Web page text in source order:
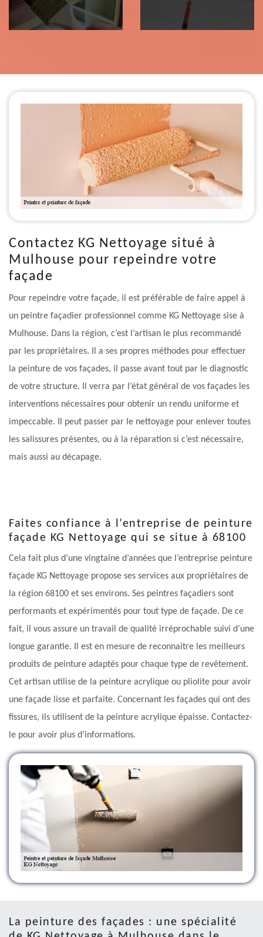
Contactez KG Nettoyage situé à
Mulhouse pour repeindre votre
façade
Pour repeindre votre façade, il est préférable de faire appel à
un peintre façadier professionnel comme KG Nettoyage sise à
Mulhouse. Dans la région, c’est l’artisan le plus recommandé
par les propriétaires. Il a ses propres méthodes pour effectuer
la peinture de vos façades, il passe avant tout par le diagnostic
de votre structure. Il verra par l’état général de vos façades les
interventions nécessaires pour obtenir un rendu uniforme et
impeccable. Il peut passer par le nettoyage pour enlever toutes
les salissures présentes, ou à la réparation si c’est nécessaire,
mais aussi au décapage.
Faites confiance à l’entreprise de peinture
façade KG Nettoyage qui se situe à 68100
Cela fait plus d’une vingtaine d’années que l’entreprise peinture
façade KG Nettoyage propose ses services aux propriétaires de
la région 68100 et ses environs. Ses peintres façadiers sont
performants et expérimentés pour tout type de façade. De ce
fait, il vous assure un travail de qualité irréprochable suivi d’une
longue garantie. Il est en mesure de reconnaitre les meilleurs
produits de peinture adaptés pour chaque type de revêtement.
Cet artisan utilise de la peinture acrylique ou pliolite pour avoir
une façade lisse et parfaite. Concernant les façades qui ont des
fissures, ils utilisent de la peinture acrylique épaisse. Contactez-
le pour avoir plus d’informations.
La peinture des façades : une spécialité